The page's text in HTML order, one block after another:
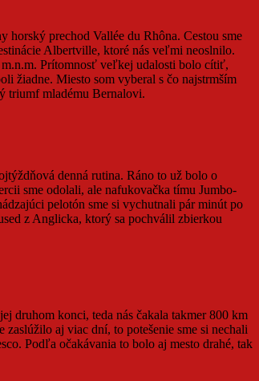
horský prechod Vallée du Rhôna. Cestou sme
Albertville, ktoré nás veľmi neoslnilo.
m.n.m. Prítomnosť veľkej udalosti bolo cítiť,
žiadne. Miesto som vyberal s čo najstrmším
triumf mladému Bernalovi.
denná rutina. Ráno to už bolo o
sme odolali, ale nafukovačka tímu Jumbo-
pelotón sme si vychutnali pár minút po
z Anglicka, ktorý sa pochválil zbierkou
druhom konci, teda nás čakala takmer 800 km
aj viac dní, to potešenie sme si nechali
Podľa očakávania to bolo aj mesto drahé, tak